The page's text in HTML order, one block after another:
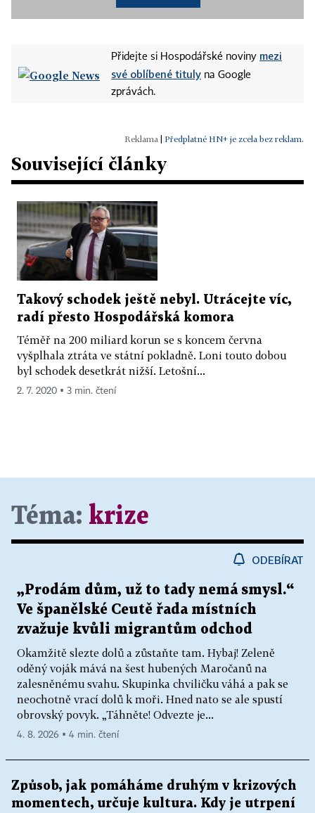
Přidejte si Hospodářské noviny mezi
své oblíbené tituly na Google
zprávách.
Předplatné HN+ je zcela bez reklam.
Související články
Takový schodek ještě nebyl. Utrácejte víc,
radí přesto Hospodářská komora
Téměř na 200 miliard korun se s koncem června
vyšplhala ztráta ve státní pokladně. Loni touto dobou
byl schodek desetkrát nižší. Letošní...
2. 7. 2020 ▪ 3 min. čtení
Téma: krize
ODEBÍRAT
„Prodám dům, už to tady nemá smysl.“
Ve španělské Ceutě řada místních
zvažuje kvůli migrantům odchod
Okamžitě slezte dolů a zůstaňte tam. Hybaj! Zeleně
oděný voják mává na šest hubených Maročanů na
zalesněnému svahu. Skupinka chviličku váhá a pak se
neochotně vrací dolů k moři. Hned nato se ale spustí
obrovský povyk. „Táhněte! Odvezte je...
4. 8. 2026 ▪ 4 min. čtení
Způsob, jak pomáháme druhým v krizových
momentech, určuje kultura. Kdy je utrpení